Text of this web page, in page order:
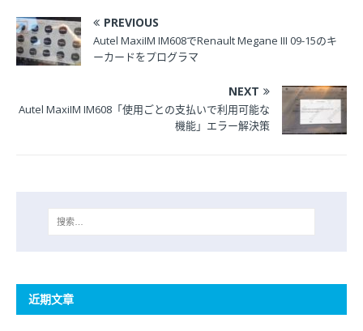
PREVIOUS
Autel MaxiIM IM608でRenault Megane III 09-15のキ
ーカードをプログラマ
NEXT
Autel MaxiIM IM608「使用ごとの支払いで利用可能な
機能」エラー解決策
近期文章